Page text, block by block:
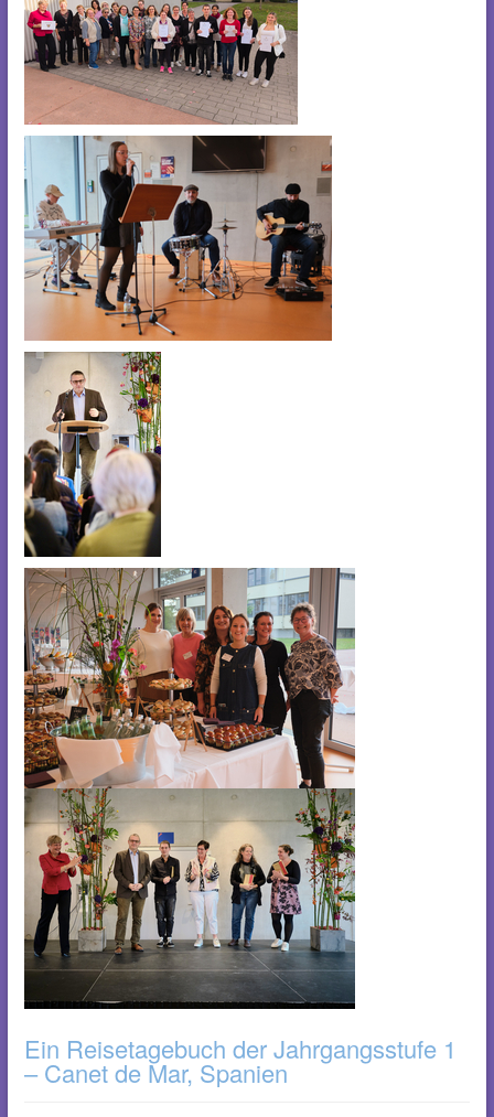
Ein Reisetagebuch der Jahrgangsstufe 1
– Canet de Mar, Spanien